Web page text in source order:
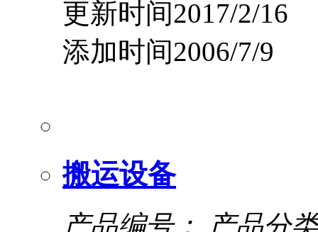
更新时间2017/2/16
添加时间2006/7/9
搬运设备
产品编号：
产品分